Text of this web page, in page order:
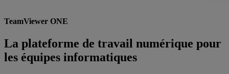
TeamViewer ONE
La plateforme de travail numérique pour
les équipes informatiques